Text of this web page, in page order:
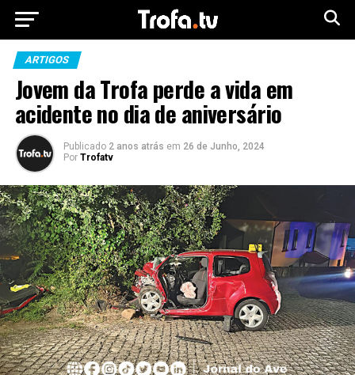
ARTIGOS
Jovem da Trofa perde a vida em
acidente no dia de aniversário
Publicado 2 anos atrás em 26 de Junho, 2024
Por Trofatv